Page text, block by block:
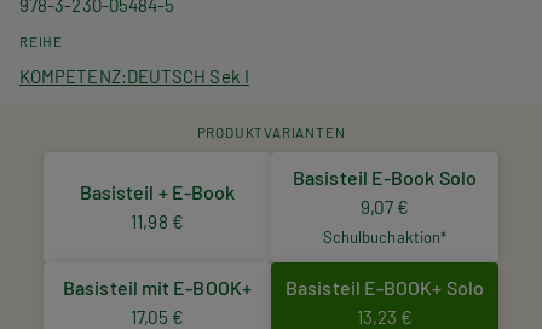
978-3-230-05484-5
REIHE
KOMPETENZ:DEUTSCH Sek I
PRODUKTVARIANTEN
Basisteil + E-Book
11,98 €
Basisteil E-Book Solo
9,07 €
Schulbuchaktion*
Basisteil mit E-BOOK+
17,05 €
Basisteil E-BOOK+ Solo
13,23 €